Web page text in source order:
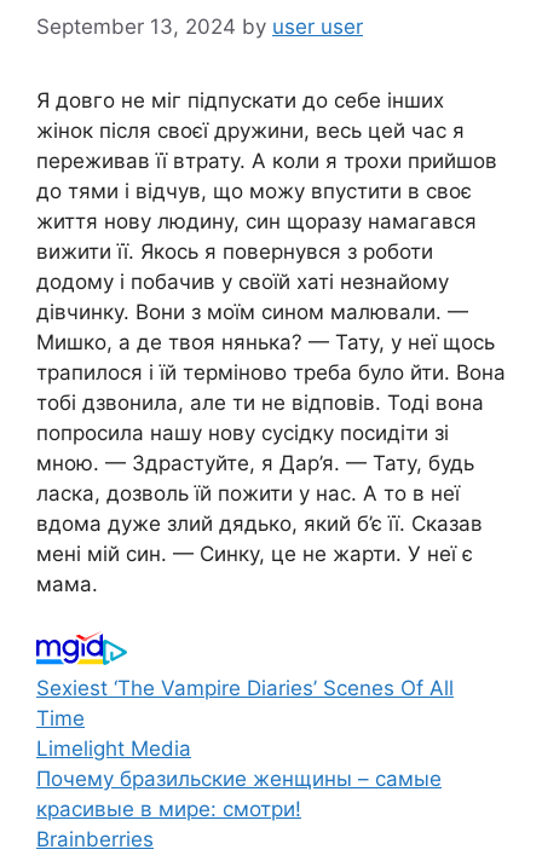
September 13, 2024 by user user
Я довго не міг підпускати до себе інших
жінок після своєї дружини, весь цей час я
переживав її втрату. А коли я трохи прийшов
до тями і відчув, що можу впустити в своє
життя нову людину, син щоразу намагався
вижити її. Якось я повернувся з роботи
додому і побачив у своїй хаті незнайому
дівчинку. Вони з моїм сином малювали. —
Мишко, а де твоя нянька? — Тату, у неї щось
трапилося і їй терміново треба було йти. Вона
тобі дзвонила, але ти не відповів. Тоді вона
попросила нашу нову сусідку посидіти зі
мною. — Здрастуйте, я Дар’я. — Тату, будь
ласка, дозволь їй пожити у нас. А то в неї
вдома дуже злий дядько, який б’є її. Сказав
мені мій син. — Синку, це не жарти. У неї є
мама.
Sexiest ‘The Vampire Diaries’ Scenes Of All
Time
Limelight Media
Почему бразильские женщины – самые
красивые в мире: смотри!
Brainberries